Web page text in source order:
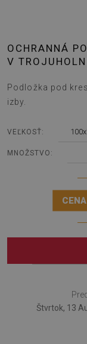
OCHRANNÁ
V
Podložka pod
izby.
VEĽKOSŤ:
MNOŽSTVO:
Štvrtok, 13